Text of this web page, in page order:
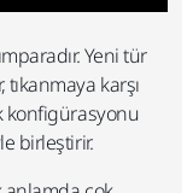
Yeni tür
karşı
konfigürasyonu
birleştirir.